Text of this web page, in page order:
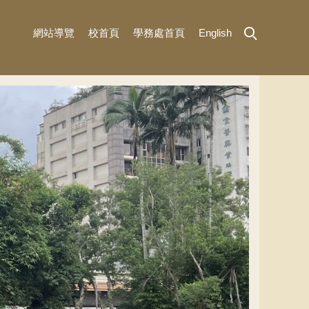
網站導覽 校首頁 學務處首頁 English